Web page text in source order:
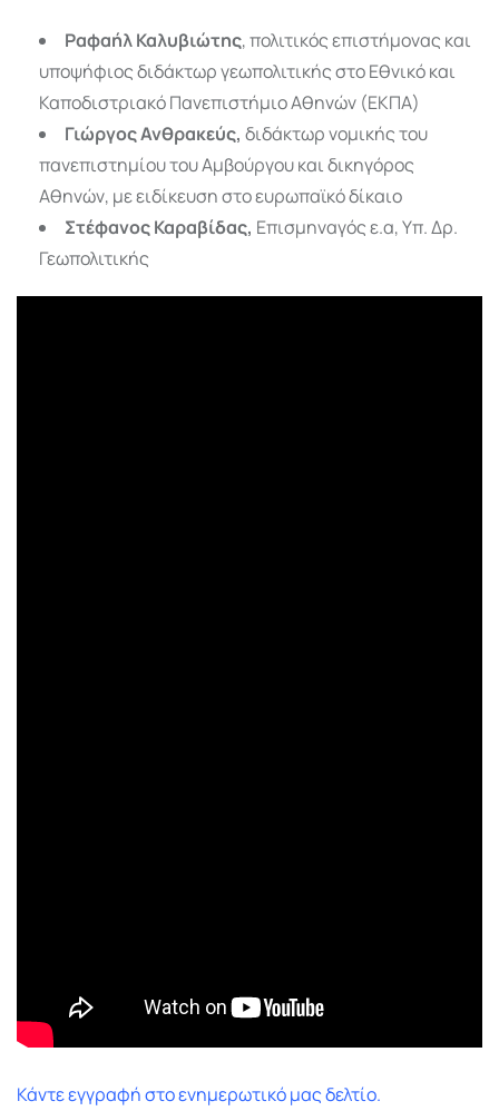
Ραφαήλ Καλυβιώτης, πολιτικός επιστήμονας και
υποψήφιος διδάκτωρ γεωπολιτικής στο Εθνικό και
Καποδιστριακό Πανεπιστήμιο Αθηνών (ΕΚΠΑ)
Γιώργος Ανθρακεύς, διδάκτωρ νομικής του
πανεπιστημίου του Αμβούργου και δικηγόρος
Αθηνών, με ειδίκευση στο ευρωπαϊκό δίκαιο
Στέφανος Καραβίδας, Επισμηναγός ε.α, Υπ. Δρ.
Γεωπολιτικής
Κάντε εγγραφή στο ενημερωτικό μας δελτίο.